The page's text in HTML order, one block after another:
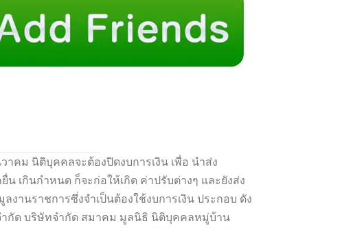
าคม นิติบุคคลจะต้องปิดงบการเงิน เพื่อ นำส่ง
เกินกำหนด ก็จะก่อให้เกิด ค่าปรับต่างๆ และยังส่ง
งานราชการซึ่งจำเป็นต้องใช้งบการเงิน ประกอบ ดัง
กัด บริษัทจำกัด สมาคม มูลนิธิ นิติบุคคลหมู่บ้าน